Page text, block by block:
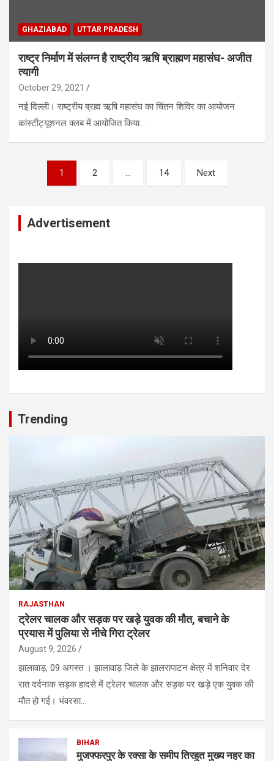
GHAZIABAD UTTAR PRADESH
राष्ट्र निर्माण में संलग्न है राष्ट्रीय ऋषि ब्राह्मण महासंघ- अजीत
त्यागी
October 29, 2021
नई दिल्ली। राष्ट्रीय ब्रह्म ऋषि महासंघ का चिंतन शिविर का आयोजन
कांस्टीट्यूशनल क्लब में आयोजित किया…
pagination
1 2 … 14 Next
Advertisement
Trending
RAJASTHAN
ट्रेलर चालक और सड़क पर खड़े युवक की मौत, बचाने के
प्रयास में पुलिया से नीचे गिरा ट्रेलर
August 9, 2026
झालावाड़, 09 अगस्त । झालावाड़ जिले के झालरापाटन क्षेत्र में शनिवार देर
रात दर्दनाक सड़क हादसे में ट्रेलर चालक और सड़क पर खड़े एक युवक की
मौत हो गई। भंवरसा…
BIHAR
मुजफ्फरपुर के रक्सा के समीप तिरहुत मुख्य नहर का